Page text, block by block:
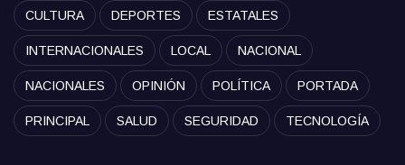
CULTURA DEPORTES ESTATALES
INTERNACIONALES LOCAL NACIONAL
NACIONALES OPINIÓN POLÍTICA PORTADA
PRINCIPAL SALUD SEGURIDAD TECNOLOGÍA